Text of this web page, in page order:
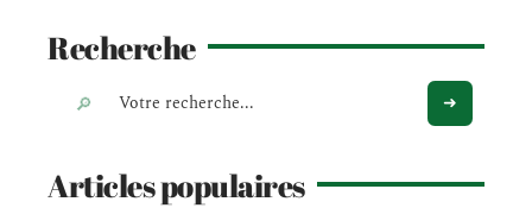
Recherche
Articles populaires